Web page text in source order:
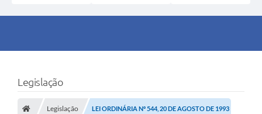
Legislação
Legislação LEI ORDINÁRIA Nº 544, 20 DE AGOSTO DE 1993